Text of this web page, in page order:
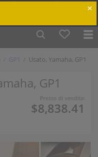
GP1 Usato, Yamaha, GP1
GP1
Prezzo di vendita:
$8,838.41